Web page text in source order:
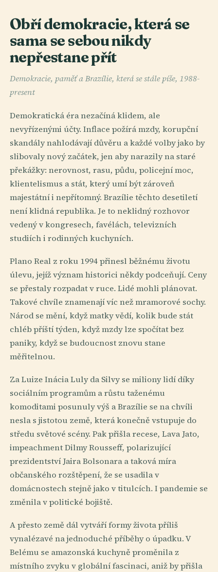
Obří demokracie, která se
sama se sebou nikdy
nepřestane přít
Demokracie, paměť a Brazílie, která se stále píše, 1988-
present
Demokratická éra nezačíná klidem, ale
nevyřízenými účty. Inflace požírá mzdy, korupční
skandály nahlodávají důvěru a každé volby jako by
slibovaly nový začátek, jen aby narazily na staré
překážky: nerovnost, rasu, půdu, policejní moc,
klientelismus a stát, který umí být zároveň
majestátní i nepřítomný. Brazílie těchto desetiletí
není klidná republika. Je to neklidný rozhovor
vedený v kongresech, favélách, televizních
studiích i rodinných kuchyních.
Plano Real z roku 1994 přinesl běžnému životu
úlevu, jejíž význam historici někdy podceňují. Ceny
se přestaly rozpadat v ruce. Lidé mohli plánovat.
Takové chvíle znamenají víc než mramorové sochy.
Národ se mění, když matky vědí, kolik bude stát
chléb příští týden, když mzdy lze spočítat bez
paniky, když se budoucnost znovu stane
měřitelnou.
Za Luize Inácia Luly da Silvy se miliony lidí díky
sociálním programům a růstu taženému
komoditami posunuly výš a Brazílie se na chvíli
nesla s jistotou země, která konečně vstupuje do
středu světové scény. Pak přišla recese, Lava Jato,
impeachment Dilmy Rousseff, polarizující
prezidentství Jaira Bolsonara a taková míra
občanského rozštěpení, že se usadila v
domácnostech stejně jako v titulcích. I pandemie se
změnila v politické bojiště.
A přesto země dál vytváří formy života příliš
vynalézavé na jednoduché příběhy o úpadku. V
Belému se amazonská kuchyně proměnila z
místního zvyku v globální fascinaci, aniž by přišla